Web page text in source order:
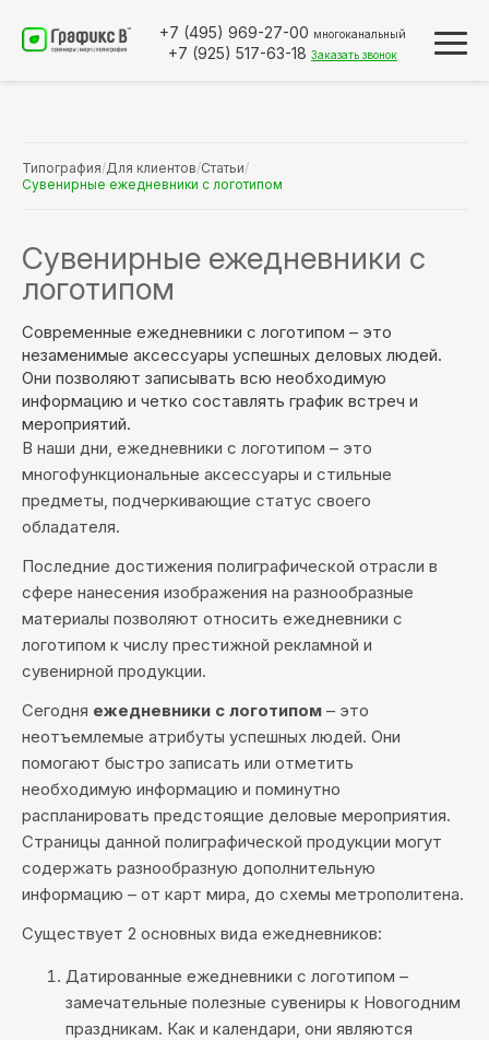
+7 (495) 969-27-00 многоканальный
+7 (925) 517-63-18 Заказать звонок
Типография/Для клиентов/Статьи/
Сувенирные ежедневники с логотипом
Сувенирные ежедневники с
логотипом
Современные ежедневники с логотипом – это
незаменимые аксессуары успешных деловых людей.
Они позволяют записывать всю необходимую
информацию и четко составлять график встреч и
мероприятий.
В наши дни, ежедневники с логотипом – это
многофункциональные аксессуары и стильные
предметы, подчеркивающие статус своего
обладателя.
Последние достижения полиграфической отрасли в
сфере нанесения изображения на разнообразные
материалы позволяют относить ежедневники с
логотипом к числу престижной рекламной и
сувенирной продукции.
Сегодня ежедневники с логотипом – это
неотъемлемые атрибуты успешных людей. Они
помогают быстро записать или отметить
необходимую информацию и поминутно
распланировать предстоящие деловые мероприятия.
Страницы данной полиграфической продукции могут
содержать разнообразную дополнительную
информацию – от карт мира, до схемы метрополитена.
Существует 2 основных вида ежедневников:
Датированные ежедневники с логотипом –
замечательные полезные сувениры к Новогодним
праздникам. Как и календари, они являются